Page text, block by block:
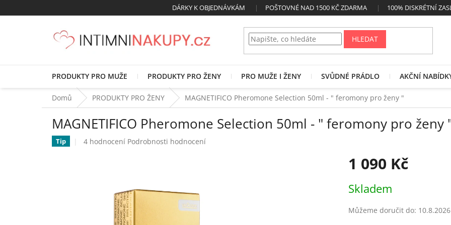
na
DÁRKY K OBJEDNÁVKÁM POŠTOVNÉ NAD 1500 KČ ZDARMA 100% DISKRÉTNÍ
HLEDAT
PRODUKTY PRO MUŽE PRODUKTY PRO ŽENY PRO MUŽE I ŽENY SVŮDNÉ PRÁDLO AKČNÍ
Domů PRODUKTY PRO ŽENY MAGNETIFICO Pheromone Selection 50ml - " feromony pro ženy "
MAGNETIFICO Pheromone Selection 50ml - " feromony pro ženy
Tip
Průměrné
hvězdiček.
4 hodnocení Podrobnosti hodnocení
1 090 Kč
cena:
Skladem
Můžeme doručit do: 10.8.2026